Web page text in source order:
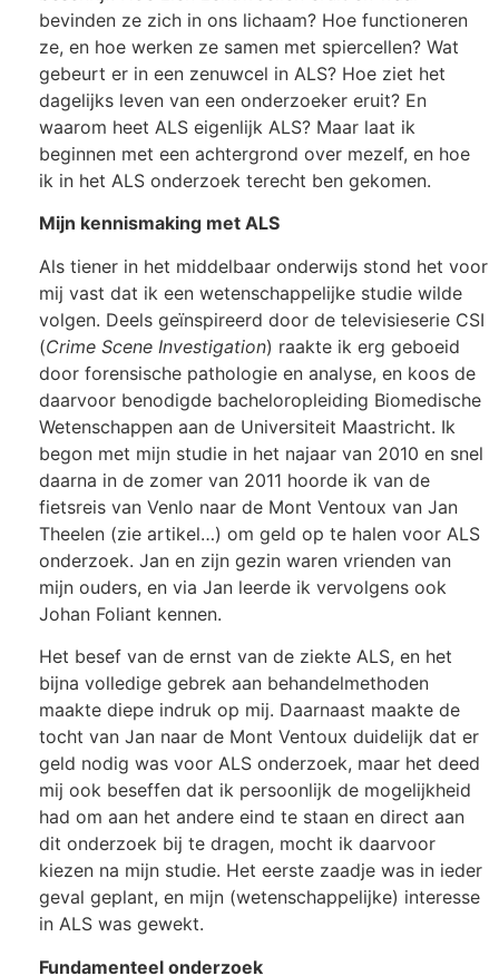
bevinden ze zich in ons lichaam? Hoe functioneren
ze, en hoe werken ze samen met spiercellen? Wat
gebeurt er in een zenuwcel in ALS? Hoe ziet het
dagelijks leven van een onderzoeker eruit? En
waarom heet ALS eigenlijk ALS? Maar laat ik
beginnen met een achtergrond over mezelf, en hoe
ik in het ALS onderzoek terecht ben gekomen.
Mijn kennismaking met ALS
Als tiener in het middelbaar onderwijs stond het voor
mij vast dat ik een wetenschappelijke studie wilde
volgen. Deels geïnspireerd door de televisieserie CSI
(Crime Scene Investigation) raakte ik erg geboeid
door forensische pathologie en analyse, en koos de
daarvoor benodigde bacheloropleiding Biomedische
Wetenschappen aan de Universiteit Maastricht. Ik
begon met mijn studie in het najaar van 2010 en snel
daarna in de zomer van 2011 hoorde ik van de
fietsreis van Venlo naar de Mont Ventoux van Jan
Theelen (zie artikel…) om geld op te halen voor ALS
onderzoek. Jan en zijn gezin waren vrienden van
mijn ouders, en via Jan leerde ik vervolgens ook
Johan Foliant kennen.
Het besef van de ernst van de ziekte ALS, en het
bijna volledige gebrek aan behandelmethoden
maakte diepe indruk op mij. Daarnaast maakte de
tocht van Jan naar de Mont Ventoux duidelijk dat er
geld nodig was voor ALS onderzoek, maar het deed
mij ook beseffen dat ik persoonlijk de mogelijkheid
had om aan het andere eind te staan en direct aan
dit onderzoek bij te dragen, mocht ik daarvoor
kiezen na mijn studie. Het eerste zaadje was in ieder
geval geplant, en mijn (wetenschappelijke) interesse
in ALS was gewekt.
Fundamenteel onderzoek